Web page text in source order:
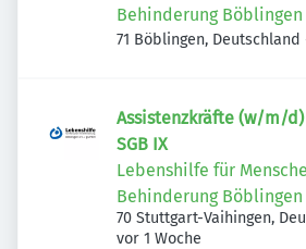
Behinderung Böblingen
71 Böblingen, Deutschland
Assistenzkräfte (w/m/
SGB IX
Lebenshilfe für
Behinderung Böblingen
70 Stuttgart-Vaihingen,
Veröffentlicht
vor 1 Woche